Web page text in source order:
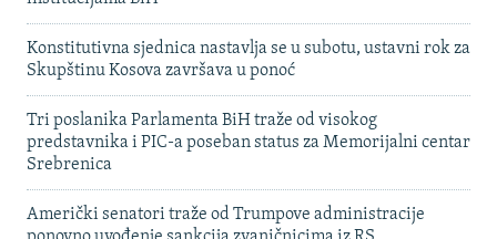
Konstitutivna sjednica nastavlja se u subotu, ustavni rok za
Skupštinu Kosova završava u ponoć
Tri poslanika Parlamenta BiH traže od visokog
predstavnika i PIC-a poseban status za Memorijalni centar
Srebrenica
Američki senatori traže od Trumpove administracije